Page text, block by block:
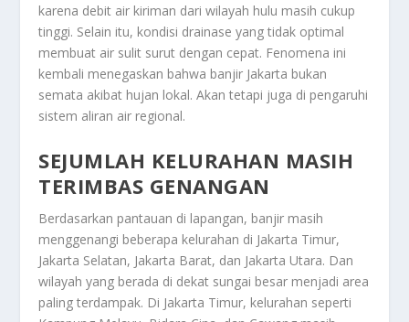
karena debit air kiriman dari wilayah hulu masih cukup
tinggi. Selain itu, kondisi drainase yang tidak optimal
membuat air sulit surut dengan cepat. Fenomena ini
kembali menegaskan bahwa banjir Jakarta bukan
semata akibat hujan lokal. Akan tetapi juga di pengaruhi
sistem aliran air regional.
SEJUMLAH KELURAHAN MASIH
TERIMBAS GENANGAN
Berdasarkan pantauan di lapangan, banjir masih
menggenangi beberapa kelurahan di Jakarta Timur,
Jakarta Selatan, Jakarta Barat, dan Jakarta Utara. Dan
wilayah yang berada di dekat sungai besar menjadi area
paling terdampak. Di Jakarta Timur, kelurahan seperti